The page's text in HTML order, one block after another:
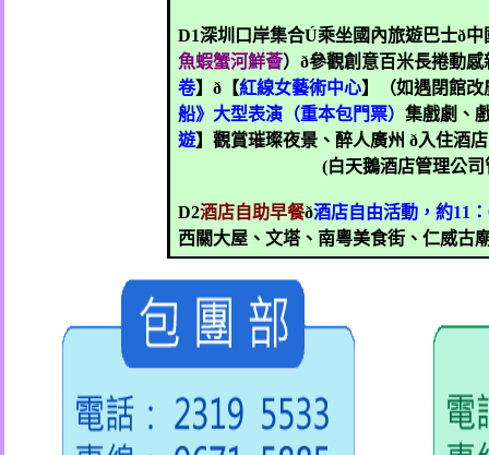
D1深圳口岸集合Ú乘坐國內旅遊巴士ð中
魚蝦蟹河鮮薈）ð參觀創意百米長捲動
卷】ð 【紅線女藝術中心】（如遇閉館
船》大型表演（重本包門票）集戲劇、
遊】觀賞璀璨夜景、醉人廣州ð入住酒
(白天鵝酒店管理公司
D2酒店自助早餐ð酒店自由活動，約11 ：
西關大屋、文塔、南粵美食街、仁威古